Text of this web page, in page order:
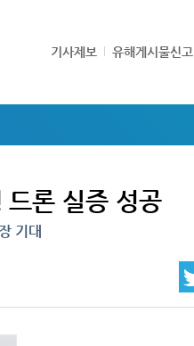
기사제보 유해게시물신고
론 실증 성공
기대